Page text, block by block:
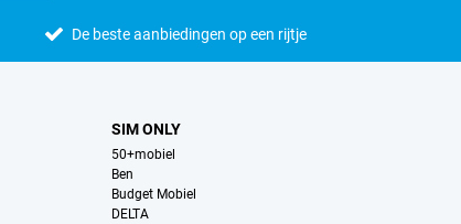
De beste aanbiedingen op een rijtje
SIM ONLY
50+mobiel
Ben
Budget Mobiel
DELTA